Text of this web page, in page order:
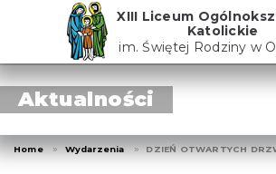
XIII Liceum
Katolickie
im. Świętej Rodziny w
Aktualności
Home Wydarzenia DZIEŃ OTWARTYCH